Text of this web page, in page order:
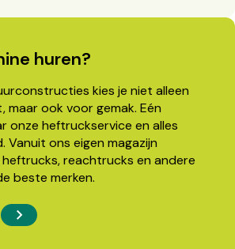
huren?
kies je niet alleen
maar ook voor gemak. Eén
onze heftruckservice en alles
Vanuit ons eigen magazijn
heftrucks, reachtrucks en andere
beste merken.